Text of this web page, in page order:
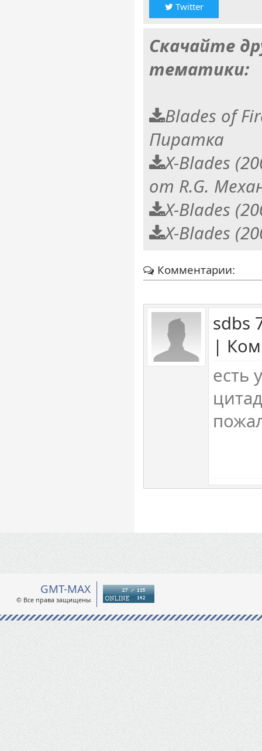
Twitter
Скачайте
тематики:
Blades of
Пиратка
X-Blades
от R.G.
X-Blades
X-Blades
Комментарии:
sdbs
|
есть
GMT-MAX
© Все права защищены